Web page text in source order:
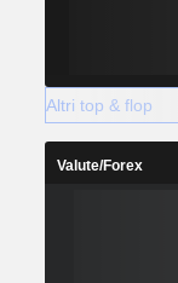
Altri top & flop
Valute/Forex